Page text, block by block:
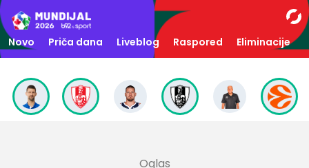
Novo Priča dana Liveblog Raspored Eliminacije